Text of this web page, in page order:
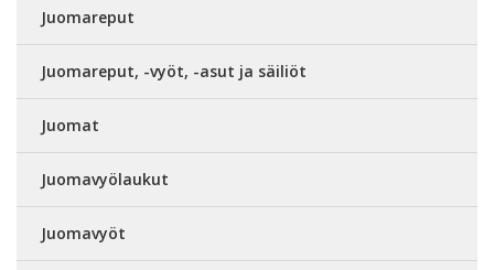
Juomareput
Juomareput, -vyöt, -asut ja säiliöt
Juomat
Juomavyölaukut
Juomavyöt